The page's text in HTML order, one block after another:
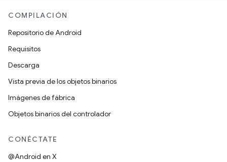
COMPILACIÓN
Repositorio de Android
Requisitos
Descarga
Vista previa de los objetos binarios
Imágenes de fábrica
Objetos binarios del controlador
CONÉCTATE
@Android en X